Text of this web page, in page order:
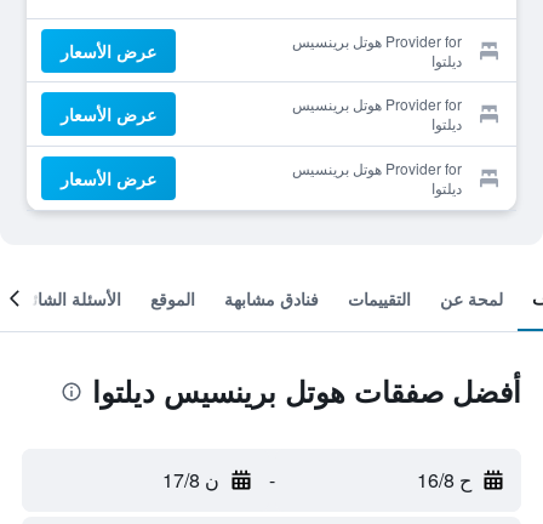
Provider for هوتل برينسيس
ديلتوا
عرض الأسعار
Provider for هوتل برينسيس
ديلتوا
عرض الأسعار
Provider for هوتل برينسيس
ديلتوا
عرض الأسعار
لمحة عن التقييمات فنادق مشابهة الموقع الأسئلة الشائعة
أفضل صفقات هوتل برينسيس ديلتوا
ح 16/8 - ن 17/8